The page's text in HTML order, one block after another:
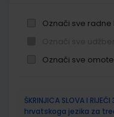
Označi sve radne
Označi sve omote
proizvodi
ŠKRINJICA SLOVA I
hrvatskoga jezika za